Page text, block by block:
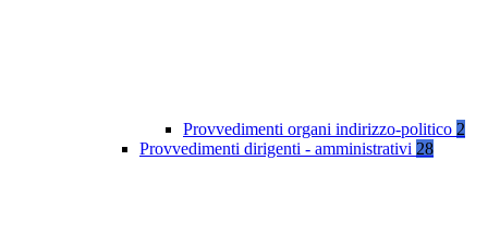
Provvedimenti organi indirizzo-politico 2
Provvedimenti dirigenti - amministrativi 28